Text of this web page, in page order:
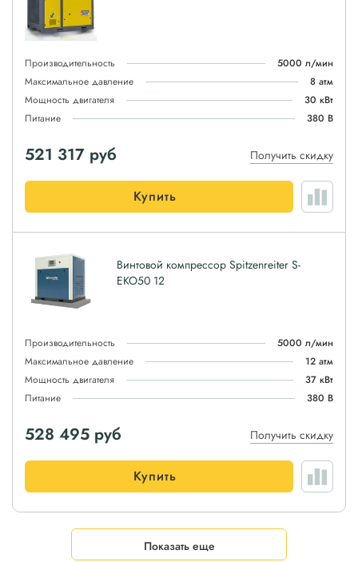
Производительность
5000 л/мин
Максимальное давление
8 атм
Мощность двигателя
30 кВт
Питание
380 В
521 317 руб Получить скидку
Купить
Винтовой компрессор Spitzenreiter S-
EKO50 12
Производительность
5000 л/мин
Максимальное давление
12 атм
Мощность двигателя
37 кВт
Питание
380 В
528 495 руб Получить скидку
Купить
Показать еще